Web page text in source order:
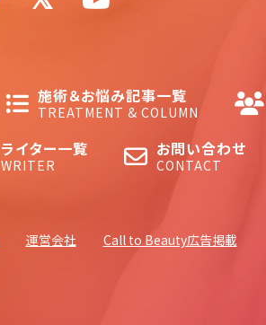
施術＆お悩み記事一覧
TREATMENT & COLUMN
ライター一覧
WRITER
お問い合わせ
CONTACT
運営会社 Call to Beauty広告掲載